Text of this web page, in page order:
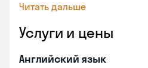
Читать дальше
Услуги и цены
Английский язык